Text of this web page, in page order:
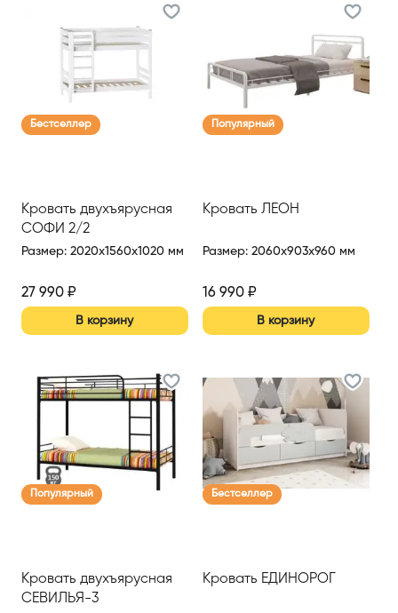
Бестселлер
Кровать двухъярусная
СОФИ 2/2
Размер: 2020x1560x1020 мм
27 990 ₽
В корзину
Популярный
Кровать ЛЕОН
Размер: 2060x903x960 мм
16 990₽
В корзину
Популярный
Кровать двухъярусная
СЕВИЛЬЯ-3
Бестселлер
Кровать ЕДИНОРОГ